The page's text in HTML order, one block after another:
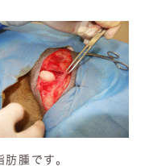
腫です。